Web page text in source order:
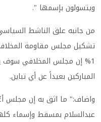
ويتسولون بإسمها ".
من جانبه علق الناشط
تشكيل مجلس مقاومة
1% إن مجلس المخلافي
المباركين بعيداً عن أي تباين.
واضاف:" ما اثق به إن مجلس
عبدالسلام بمسقط وإسماء